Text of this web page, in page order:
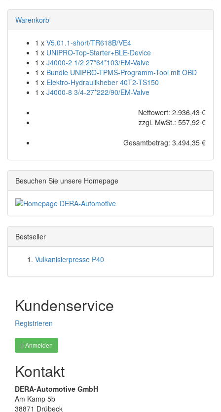
Warenkorb
1 x V5.01.1-short/TR618B/VE4
1 x UNIPRO-Top-Starter+BLE-Device
1 x J4000-2 1/2 27*64*103/EM-Valve
1 x Bundle UNIPRO-TPMS-Programm-Tool mit OBD
1 x Elektro-Hydraulikheber 40T2-TS150
1 x J4000-8 3/4-27*222/90/EM-Valve
Nettowert: 2.936,43 €
zzgl. MwSt.: 557,92 €
Gesamtbetrag: 3.494,35 €
Besuchen Sie unsere Homepage
Bestseller
Vulkanisierpresse P40
Kundenservice
Registrieren
Anmelden
Kontakt
DERA-Automotive GmbH
Am Kamp 5b
38871 Drübeck